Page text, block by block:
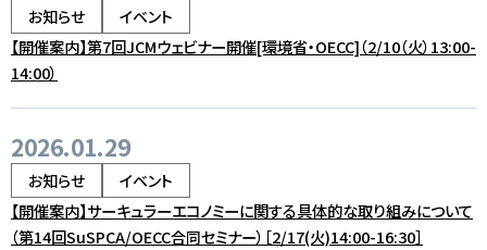
お知らせ イベント
【開催案内】第7回JCMウェビナー開催[環境省・OECC]（2/10（火）13:00-
14:00）
2026.01.29
お知らせ イベント
【開催案内】サーキュラーエコノミーに関する具体的な取り組みについて
（第14回SuSPCA/OECC合同セミナー）［2/17(火)14:00-16:30］